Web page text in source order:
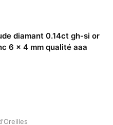
diamant 0.14ct gh-si or
6 x 4 mm qualité aaa